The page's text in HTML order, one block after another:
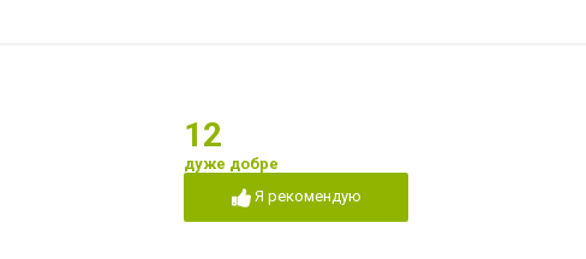
12
дуже добре
Я рекомендую